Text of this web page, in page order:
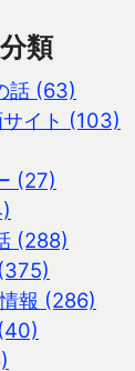
類
話 (63)
イト (103)
(27)
(288)
報 (286)